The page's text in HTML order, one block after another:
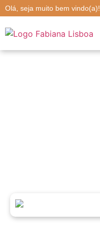
Olá, seja muito bem vindo(a)!